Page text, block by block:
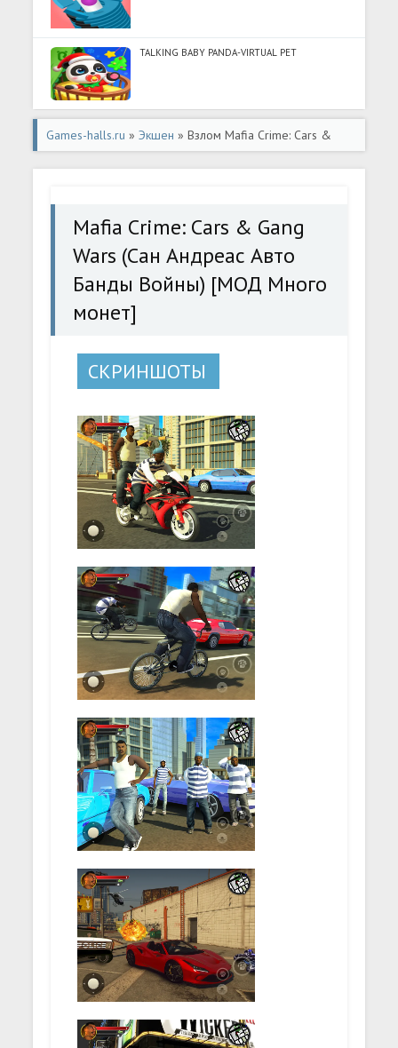
TALKING BABY PANDA-VIRTUAL PET
Games-halls.ru »Экшен » Взлом Mafia Crime: Cars &
Gang Wars (Сан Андреас Авто Банды Войны) [МОД
Mafia Crime: Cars & Gang
Wars (Сан Андреас Авто
Банды Войны) [МОД Много
монет]
СКРИНШОТЫ